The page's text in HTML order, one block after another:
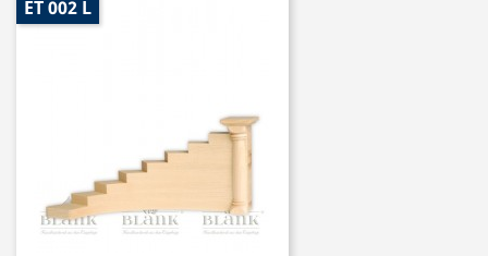
ET 002 L